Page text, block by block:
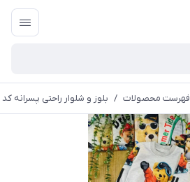
فهرست محصولات / بلوز و شلوار راحتی پسرانه کد ۱۳۳۵